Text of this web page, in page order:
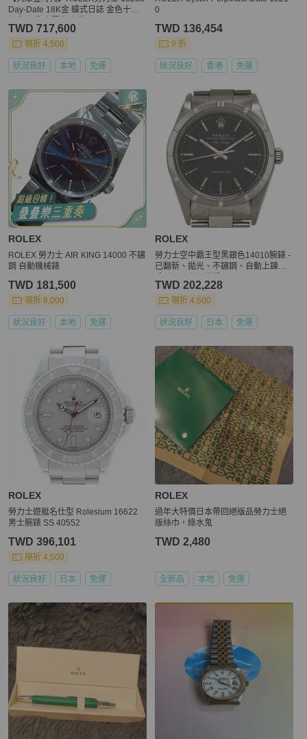
Day-Date 18K金 蠔式日誌 金色十鑽
TWD 717,600
現折 4,500
狀況良好 本地 免運
0
TWD 136,454
9 折
狀況良好 香港 免運
ROLEX
ROLEX 勞力士 AIR KING 14000 不鏽
鋼 自動機械錶
TWD 181,500
現折 8,000
狀況良好 本地 免運
ROLEX
勞力士空中霸王型黑銀色14010腕錶 -
已翻新、拋光、不鏽鋼、自動上鍊、P
TWD 202,228
現折 4,500
狀況良好 日本 免運
ROLEX
勞力士遊艇名仕型 Rolesium 16622
男士腕錶 SS 40552
TWD 396,101
現折 4,500
狀況良好 日本 免運
ROLEX
過年大特價日本帶回絕版品勞力士絕
版絲巾，綠水鬼
TWD 2,480
全新品 本地 免運